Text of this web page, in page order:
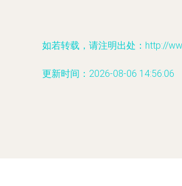
如若转载，请注明出处：http://
更新时间：2026-08-06 14:56:06